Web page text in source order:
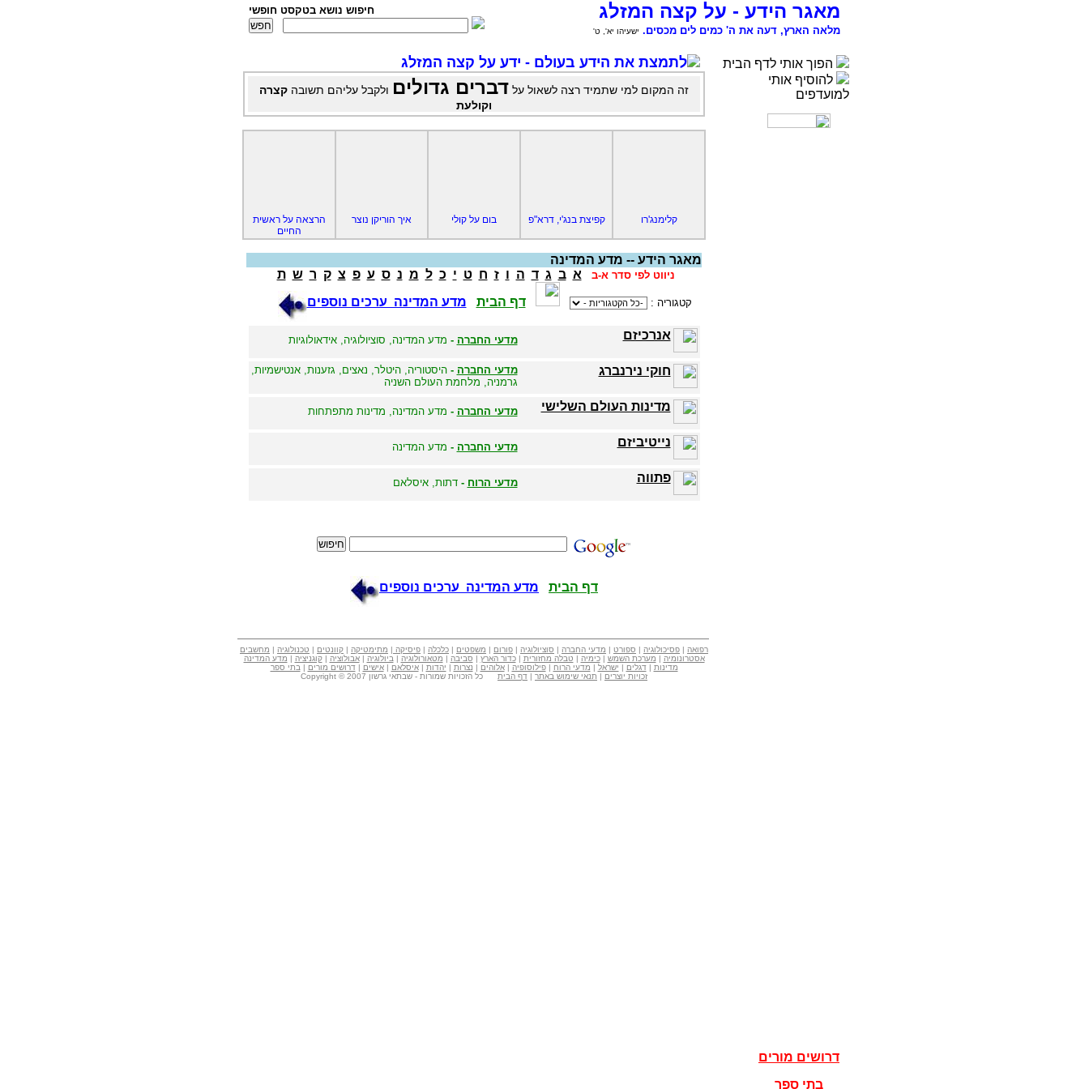
מאגר הידע - על קצה המזלג
מלאה הארץ, דעה את ה' כמים לים מכסים. ישעיהו יא', ט'
חיפוש נושא בטקסט חופשי
הפוך אותי לדף הבית
להוסיף אותי
למועדפים
דרושים מורים
בתי ספר
לתמצת את הידע בעולם - ידע על קצה המזלג
זה המקום למי שתמיד רצה לשאול על דברים גדולים ולקבל עליהם תשובה קצרה
וקולעת
קלימנג'רו קפיצת בנג'י, דרא"פ בום על קולי איך הוריקן נוצר
הרצאה על ראשית
החיים
מאגר הידע -- מדע המדינה
ניווט לפי סדר א-ב א ב ג ד ה ו ז ח ט י כ ל מ נ ס ע פ צ ק ר ש ת
קטגוריה : דף הבית מדע המדינה ערכים נוספים
אנרכיזם מדעי החברה - מדע המדינה, סוציולוגיה, אידאולוגיות
חוקי נירנברג מדעי החברה -היסטוריה, היטלר, נאצים, גזענות, אנטישמיות,
גרמניה, מלחמת העולם השניה
מדינות העולם השלישי מדעי החברה - מדע המדינה, מדינות מתפתחות
נייטיביזם מדעי החברה - מדע המדינה
פתווה מדעי הרוח -דתות, איסלאם
דף הבית מדע המדינה ערכים נוספים
רפואה | פסיכולוגיה | ספורט | מדעי החברה | סוציולוגיה | פורום | משפטים | כלכלה | פיסיקה | מתימטיקה | קוונטים | טכנולוגיה | מחשבים
אסטרונומיה | מערכת השמש |כימיה | טבלה מחזורית |כדור הארץ | סביבה | מטאורולוגיה | ביולוגיה |אבולוציה |קוגניציה | מדע המדינה
מדינות |דגלים | ישראל | מדעי הרוח |פילוסופיה |אלוהים | נצרות | יהדות |איסלאם |אישים |דרושים מורים | בתי ספר
זכויות יוצרים | תנאי שימוש באתר | דף הבית כל הזכויות שמורות - שבתאי גרשון Copyright © 2007